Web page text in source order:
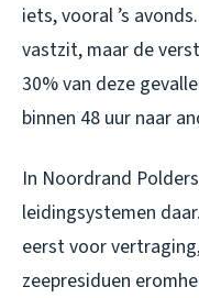
iets, vooral ’s
vastzit, maar de
30% van deze
binnen 48 uur naar
In Noordrand
leidingsystemen
eerst voor
zeepresiduen